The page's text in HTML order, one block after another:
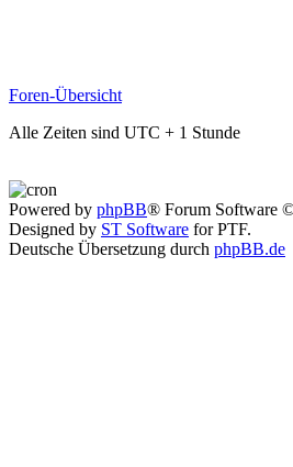
Foren-Übersicht
Alle Zeiten sind UTC + 1 Stunde
Powered by phpBB® Forum Software
Designed by ST Software for PTF.
Deutsche Übersetzung durch phpBB.de